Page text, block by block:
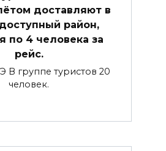
доставляют в
район,
по 4 человека за
рейс.
В группе туристов 20
человек.